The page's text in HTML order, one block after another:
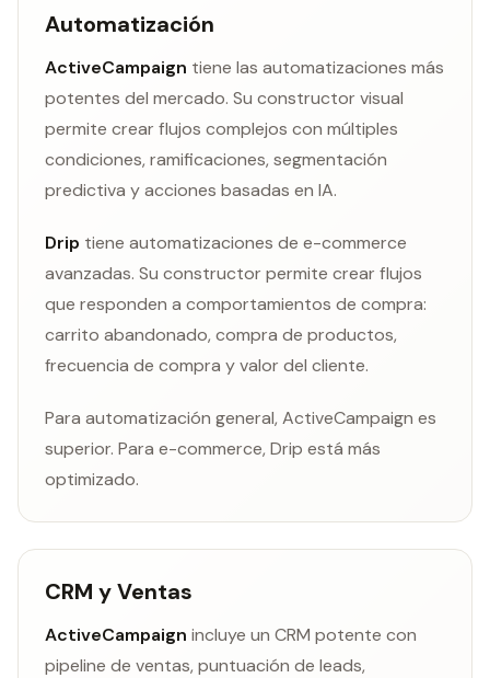
Automatización
ActiveCampaign tiene las automatizaciones más
potentes del mercado. Su constructor visual
permite crear flujos complejos con múltiples
condiciones, ramificaciones, segmentación
predictiva y acciones basadas en IA.
Drip tiene automatizaciones de e-commerce
avanzadas. Su constructor permite crear flujos
que responden a comportamientos de compra:
carrito abandonado, compra de productos,
frecuencia de compra y valor del cliente.
Para automatización general, ActiveCampaign es
superior. Para e-commerce, Drip está más
optimizado.
CRM y Ventas
ActiveCampaign incluye un CRM potente con
pipeline de ventas, puntuación de leads,